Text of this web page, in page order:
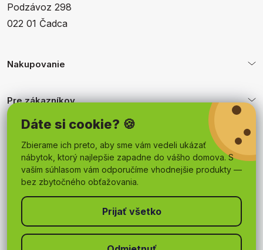
Dáte si cookie? 🍪
Zbierame ich preto, aby sme vám vedeli ukázať
nábytok, ktorý najlepšie zapadne do vášho domova. S
vaším súhlasom vám odporučíme vhodnejšie produkty —
bez zbytočného obťažovania.
Podzávoz 298
022 01 Čadca
Nakupovanie
Pre zákazníkov